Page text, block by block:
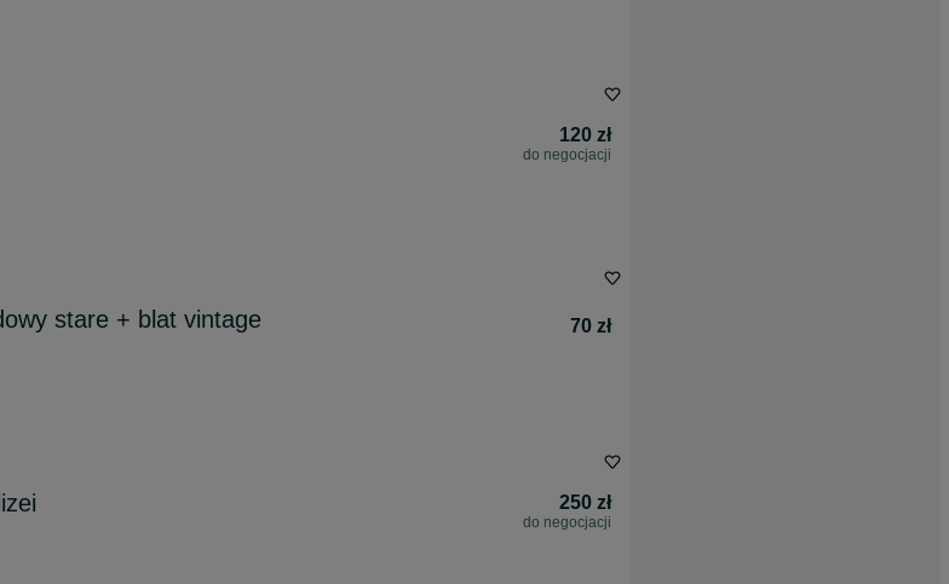
120 zł
do negocjacji
stare + blat vintage
70 zł
250 zł
do negocjacji